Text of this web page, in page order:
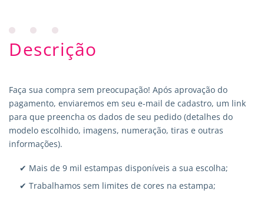
Descrição
Faça sua compra sem preocupação! Após aprovação do
pagamento, enviaremos em seu e-mail de cadastro, um link
para que preencha os dados de seu pedido (detalhes do
modelo escolhido, imagens, numeração, tiras e outras
informações).
✔ Mais de 9 mil estampas disponíveis a sua escolha;
✔ Trabalhamos sem limites de cores na estampa;